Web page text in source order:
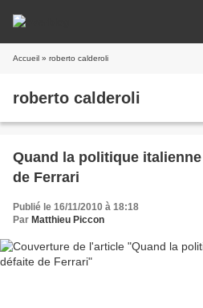
Accueil » roberto calderoli
roberto calderoli
Quand la politique
de Ferrari
Publié le 16/11/2010 à 18:18
Par Matthieu Piccon